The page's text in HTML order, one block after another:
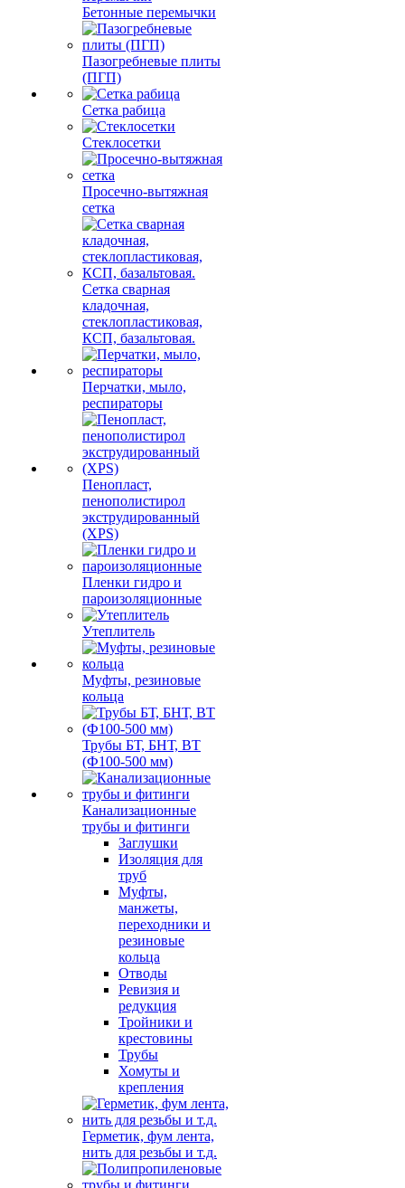
Бетонные перемычки
Пазогребневые плиты
(ПГП)
Сетка рабица
Стеклосетки
Просечно-вытяжная
сетка
Сетка сварная
кладочная,
стеклопластиковая,
КСП, базальтовая.
Перчатки, мыло,
респираторы
Пенопласт,
пенополистирол
экструдированный
(XPS)
Пленки гидро и
пароизоляционные
Утеплитель
Муфты, резиновые
кольца
Трубы БТ, БНТ, ВТ
(Ф100-500 мм)
Канализационные
трубы и фитинги
Заглушки
Изоляция для
труб
Муфты,
манжеты,
переходники и
резиновые
кольца
Отводы
Ревизия и
редукция
Тройники и
крестовины
Трубы
Хомуты и
крепления
Герметик, фум лента,
нить для резьбы и т.д.